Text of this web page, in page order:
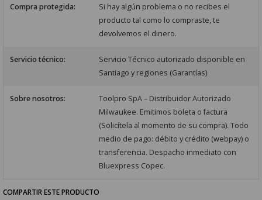
Compra protegida:
Si hay algún problema o no recibes el
producto tal como lo compraste, te
devolvemos el dinero.
Servicio técnico:
Servicio Técnico autorizado disponible en
Santiago y regiones (Garantías)
Sobre nosotros:
Toolpro SpA – Distribuidor Autorizado
Milwaukee. Emitimos boleta o factura
(Solicítela al momento de su compra). Todo
medio de pago: débito y crédito (webpay) o
transferencia. Despacho inmediato con
Bluexpress Copec.
COMPARTIR ESTE PRODUCTO